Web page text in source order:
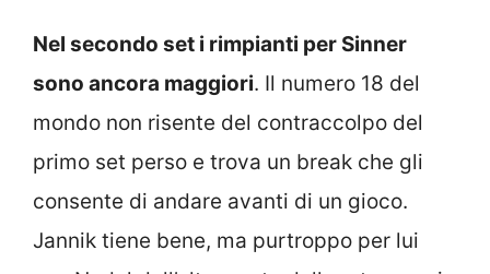
Nel secondo set i rimpianti per Sinner
sono ancora maggiori. Il numero 18 del
mondo non risente del contraccolpo del
primo set perso e trova un break che gli
consente di andare avanti di un gioco.
Jannik tiene bene, ma purtroppo per lui